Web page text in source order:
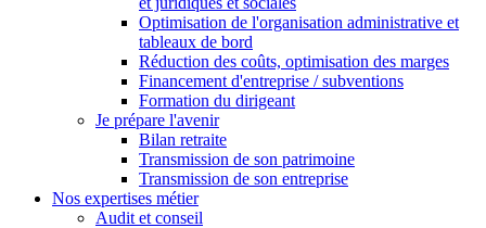
Optimisation de l'organisation administrative et
tableaux de bord
Réduction des coûts, optimisation des marges
Financement d'entreprise / subventions
Formation du dirigeant
Je prépare l'avenir
Bilan retraite
Transmission de son patrimoine
Transmission de son entreprise
Nos expertises métier
Audit et conseil